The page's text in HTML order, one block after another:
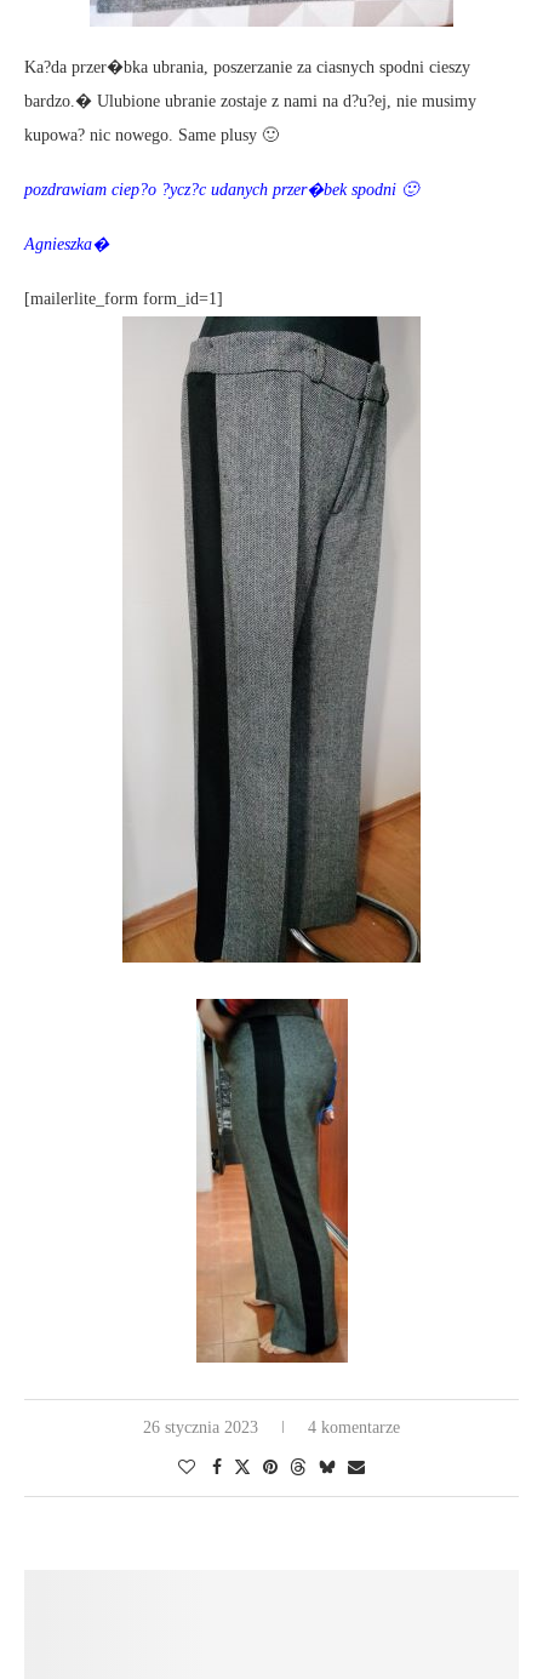
Ka?da przer�bka ubrania, poszerzanie za ciasnych spodni cieszy
bardzo.� Ulubione ubranie zostaje z nami na d?u?ej, nie musimy
kupowa? nic nowego. Same plusy 🙂
pozdrawiam ciep?o ?ycz?c udanych przer�bek spodni 🙂
Agnieszka�
[mailerlite_form form_id=1]
26 stycznia 2023 4 komentarze